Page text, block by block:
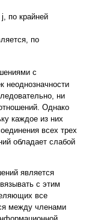
по крайней
по
с
неоднозначности
ни
Однако
каждое из них
всех трех
обладает слабой
является
с этим
все
между членами